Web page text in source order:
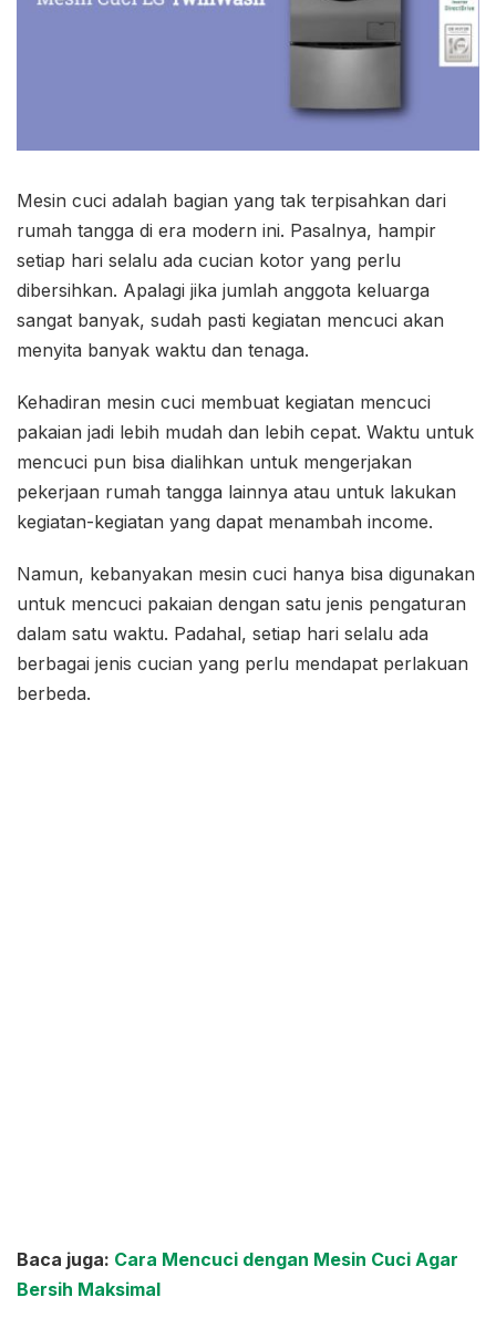
Mesin cuci adalah bagian yang tak terpisahkan dari
rumah tangga di era modern ini. Pasalnya, hampir
setiap hari selalu ada cucian kotor yang perlu
dibersihkan. Apalagi jika jumlah anggota keluarga
sangat banyak, sudah pasti kegiatan mencuci akan
menyita banyak waktu dan tenaga.
Kehadiran mesin cuci membuat kegiatan mencuci
pakaian jadi lebih mudah dan lebih cepat. Waktu untuk
mencuci pun bisa dialihkan untuk mengerjakan
pekerjaan rumah tangga lainnya atau untuk lakukan
kegiatan-kegiatan yang dapat menambah income.
Namun, kebanyakan mesin cuci hanya bisa digunakan
untuk mencuci pakaian dengan satu jenis pengaturan
dalam satu waktu. Padahal, setiap hari selalu ada
berbagai jenis cucian yang perlu mendapat perlakuan
berbeda.
Baca juga: Cara Mencuci dengan Mesin Cuci Agar
Bersih Maksimal